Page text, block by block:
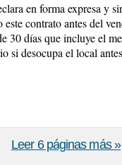
en forma expresa y
contrato antes del
30 días que incluye el
si desocupa el local
Leer 6 páginas más »